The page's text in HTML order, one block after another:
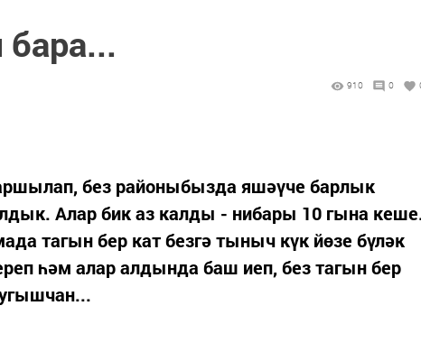
бара...
910 0
без районыбызда яшәүче барлык
Алар бик аз калды - нибары 10 гына
тагын бер кат безгә тыныч күк йөзе бүләк
һәм алар алдында баш иеп, без тагын бер